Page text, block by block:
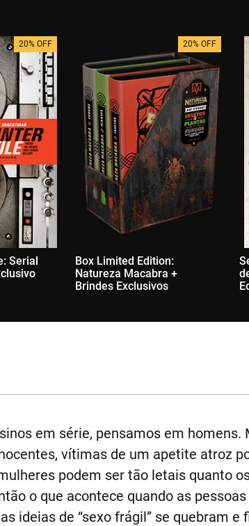
20% OFF
Serial
20% OFF
Box Limited Edition:
Natureza Macabra +
Brindes Exclusivos
em série, pensamos em homens.
vítimas de um apetite atroz
podem ser tão letais quanto
o que acontece quando as
ideias de “sexo frágil” se quebram